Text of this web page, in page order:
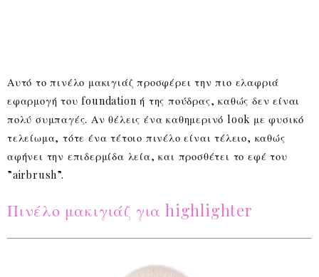
Αυτό το πινέλο μακιγιάζ προσφέρει την πιο ελαφριά
εφαρμογή του foundation ή της πούδρας, καθώς δεν είναι
πολύ συμπαγές. Αν θέλεις ένα καθημερινό look με φυσικό
τελείωμα, τότε ένα τέτοιο πινέλο είναι τέλειο, καθώς
αφήνει την επιδερμίδα λεία, και προσθέτει το εφέ του
”airbrush”.
Πινέλο μακιγιάζ για highlighter